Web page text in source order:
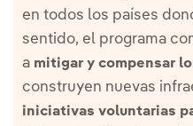
en todos los países
sentido, el programa
a mitigar y compensar
construyen nuevas
iniciativas voluntarias